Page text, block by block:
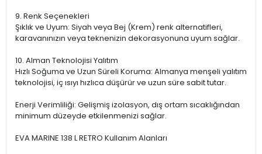
9. Renk Seçenekleri
Şıklık ve Uyum: Siyah veya Bej (Krem) renk alternatifleri,
karavanınızın veya teknenizin dekorasyonuna uyum sağlar.
10. Alman Teknolojisi Yalıtım
Hızlı Soğuma ve Uzun Süreli Koruma: Almanya menşeli yalıtım
teknolojisi, iç ısıyı hızlıca düşürür ve uzun süre sabit tutar.
Enerji Verimliliği: Gelişmiş izolasyon, dış ortam sıcaklığından
minimum düzeyde etkilenmenizi sağlar.
EVA MARINE 138 L RETRO Kullanım Alanları